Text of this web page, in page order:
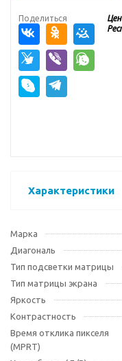
Поделиться
Характеристики
Марка
Диагональ
Тип подсветки матрицы
Тип матрицы экрана
Яркость
Контрастность
Время отклика пикселя
(MPRT)